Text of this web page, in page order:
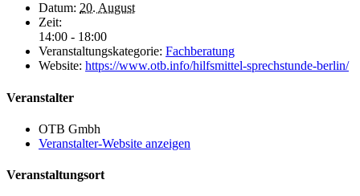
Datum: 20. August
Zeit:
14:00 - 18:00
Veranstaltungskategorie: Fachberatung
Website: https://www.otb.info/hilfsmittel-sprechstunde-berlin/
Veranstalter
OTB Gmbh
Veranstalter-Website anzeigen
Veranstaltungsort